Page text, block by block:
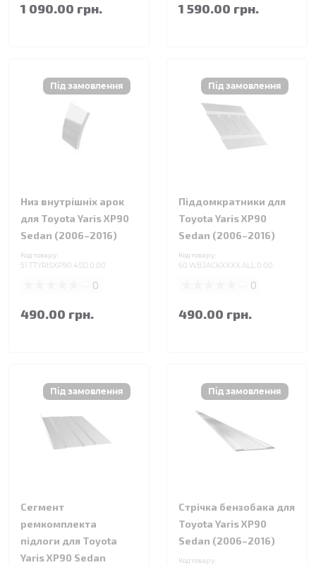
1 090.00 грн. 1 590.00 грн.
Низ внутрішніх арок
для Toyota Yaris XP90
Sedan (2006–2016)
Код товару:
51.TTYRISXP90.4SD.0.00
0
490.00 грн.
Піддомкратники для
Toyota Yaris XP90
Sedan (2006–2016)
Код товару:
60.WBJACKXXXX.ALL.0.00
0
490.00 грн.
Сегмент
ремкомплекта
підлоги для Toyota
Yaris XP90 Sedan
Стрічка бензобака для
Toyota Yaris XP90
Sedan (2006–2016)
Код товару: